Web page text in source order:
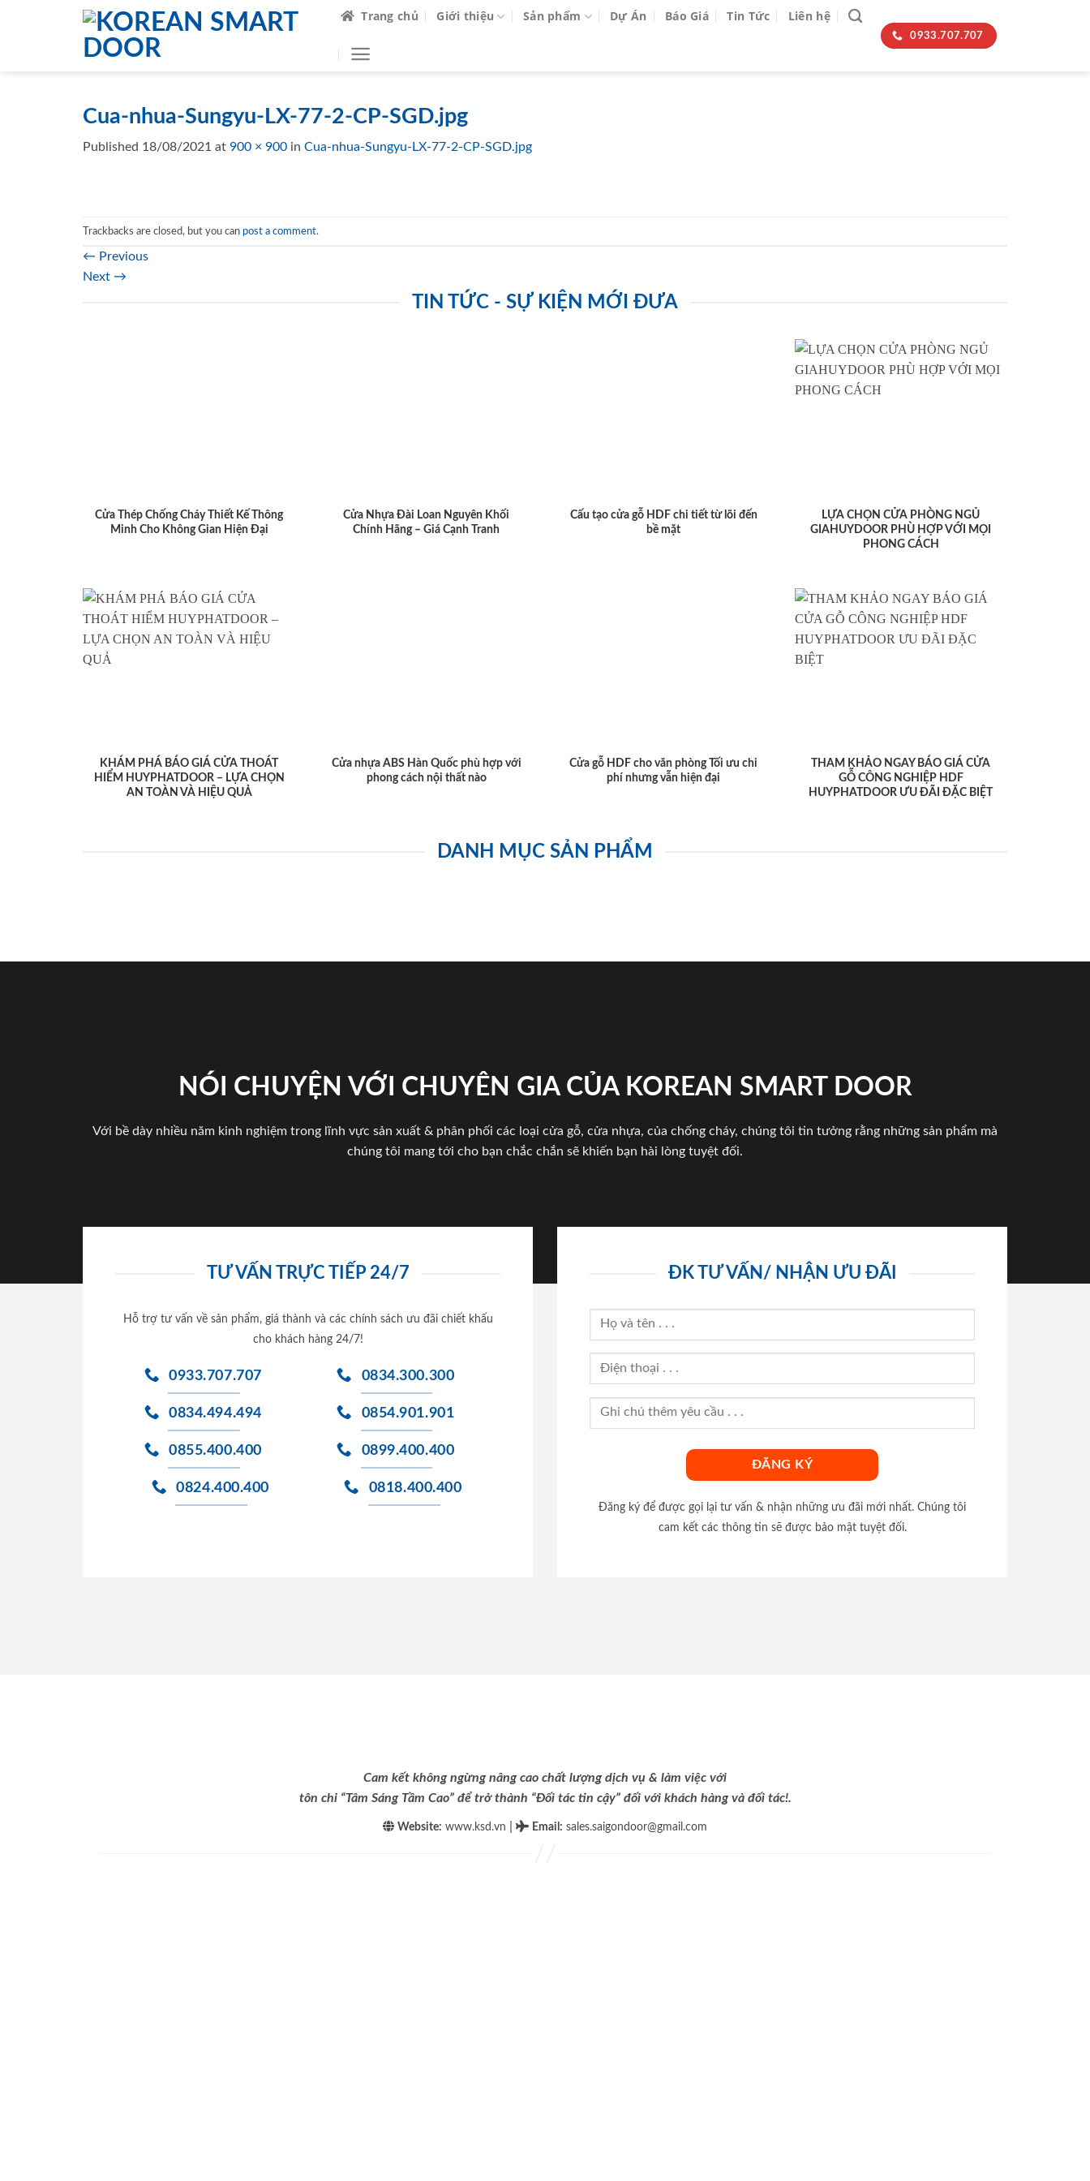
Trang chủ Giới thiệu Sản phẩm Dự Án Báo Giá Tin Tức Liên hệ
0933.707.707
Cua-nhua-Sungyu-LX-77-2-CP-SGD.jpg
Published 18/08/2021 at 900 × 900 in Cua-nhua-Sungyu-LX-77-2-CP-SGD.jpg
Trackbacks are closed, but you can post a comment.
← Previous
Next →
TIN TỨC - SỰ KIỆN MỚI ĐƯA
Cửa Thép Chống Cháy Thiết Kế Thông
Minh Cho Không Gian Hiện Đại
Cửa Nhựa Đài Loan Nguyên Khối
Chính Hãng – Giá Cạnh Tranh
Cấu tạo cửa gỗ HDF chi tiết từ lõi đến
bề mặt
LỰA CHỌN CỬA PHÒNG NGỦ
GIAHUYDOOR PHÙ HỢP VỚI MỌI
PHONG CÁCH
KHÁM PHÁ BÁO GIÁ CỬA THOÁT
HIỂM HUYPHATDOOR – LỰA CHỌN
AN TOÀN VÀ HIỆU QUẢ
Cửa nhựa ABS Hàn Quốc phù hợp với
phong cách nội thất nào
Cửa gỗ HDF cho văn phòng Tối ưu chi
phí nhưng vẫn hiện đại
THAM KHẢO NGAY BÁO GIÁ CỬA
GỖ CÔNG NGHIỆP HDF
HUYPHATDOOR ƯU ĐÃI ĐẶC BIỆT
DANH MỤC SẢN PHẨM
NÓI CHUYỆN VỚI CHUYÊN GIA CỦA KOREAN SMART DOOR
Với bề dày nhiều năm kinh nghiệm trong lĩnh vực sản xuất & phân phối các loại cửa gỗ, cửa nhựa, của chống cháy, chúng tôi tin tưởng rằng những sản phẩm mà
chúng tôi mang tới cho bạn chắc chắn sẽ khiến bạn hài lòng tuyệt đối.
TƯ VẤN TRỰC TIẾP 24/7
Hỗ trợ tư vấn về sản phẩm, giá thành và các chính sách ưu đãi chiết khấu
cho khách hàng 24/7!
0933.707.707
0834.494.494
0855.400.400
0824.400.400
0834.300.300
0854.901.901
0899.400.400
0818.400.400
ĐK TƯ VẤN/ NHẬN ƯU ĐÃI
Đăng ký để được gọi lại tư vấn & nhận những ưu đãi mới nhất. Chúng tôi
cam kết các thông tin sẽ được bảo mật tuyệt đối.
Cam kết không ngừng nâng cao chất lượng dịch vụ & làm việc với
tôn chỉ “Tâm Sáng Tầm Cao” để trở thành “Đối tác tin cậy” đối với khách hàng và đối tác!.
Website: www.ksd.vn Email : sales.saigondoor@gmail.com